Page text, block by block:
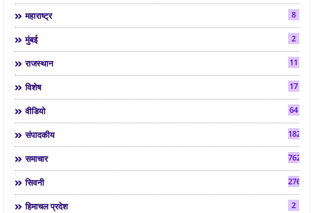
महाराष्ट्र 8
मुंबई 2
राजस्थान 11
विशेष 17
वीडियो 64
संपादकीय 182
समाचार 7624
सिवनी 2763
हिमाचल प्रदेश 2